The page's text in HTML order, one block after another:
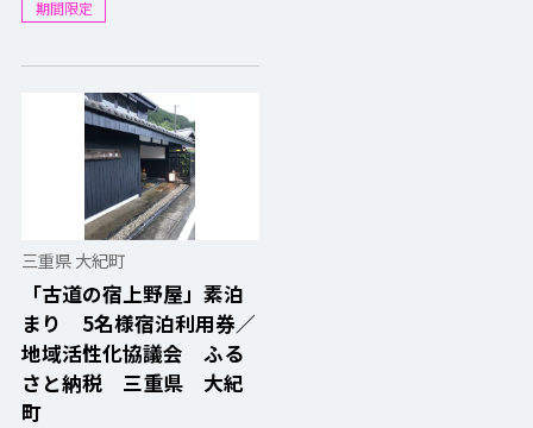
期間限定
三重県 大紀町
「古道の宿上野屋」素泊
まり 5名様宿泊利用券／
地域活性化協議会 ふる
さと納税 三重県 大紀
町